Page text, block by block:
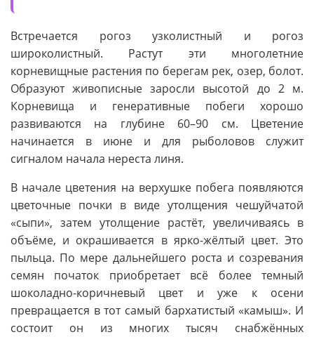
Встречается рогоз узколистный и рогоз
широколистный. Растут эти многолетние
корневищные растения по берегам рек, озер, болот.
Образуют живописные заросли высотой до 2 м.
Корневища и генеративные побеги хорошо
развиваются на глубине 60–90 см. Цветение
начинается в июне и для рыболовов служит
сигналом начала нереста линя.
В начале цветения на верхушке побега появляются
цветочные почки в виде утолщения чешуйчатой
«сыпи», затем утолщение растёт, увеличиваясь в
объёме, и окрашивается в ярко-жёлтый цвет. Это
пыльца. По мере дальнейшего роста и созревания
семян початок приобретает всё более темный
шоколадно-коричневый цвет и уже к осени
превращается в тот самый бархатистый «камыш». И
состоит он из многих тысяч снабжённых